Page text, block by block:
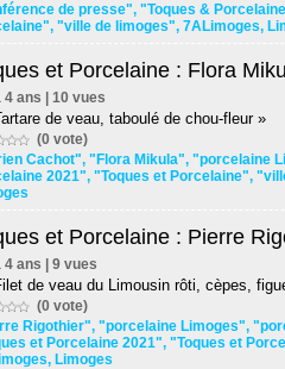
de presse", "Toques &
, "ville de limoges", 7ALimoges,
et Porcelaine : Flora
4 ans | 10 vues
de veau, taboulé de chou-fleur »
(0 vote)
Cachot", "Flora Mikula", "porcelaine
2021", "Toques et Porcelaine",
et Porcelaine : Pierre
4 ans | 9 vues
de veau du Limousin rôti, cèpes,
(0 vote)
Rigothier", "porcelaine Limoges",
et Porcelaine 2021", "Toques et
, Limoges